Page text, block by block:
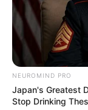
NEUROMIND PRO
Japan's Greatest
Stop Drinking